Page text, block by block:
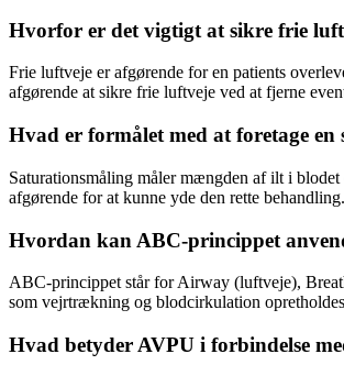
Hvorfor er det vigtigt at sikre frie
Frie luftveje er afgørende for en patients
afgørende at sikre frie luftveje ved at fjerne
Hvad er formålet med at foretage
Saturationsmåling måler mængden af ilt i
afgørende for at kunne yde den rette behandling.
Hvordan kan ABC-princippet
ABC-princippet står for Airway (luftveje),
som vejrtrækning og blodcirkulation
Hvad betyder AVPU i forbindelse